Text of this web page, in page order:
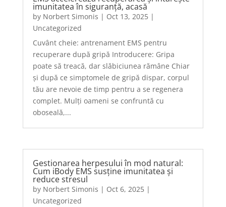
imunitatea în siguranță, acasă
by Norbert Simonis | Oct 13, 2025|
Uncategorized
Cuvânt cheie: antrenament EMS pentru
recuperare după gripă Introducere: Gripa
poate să treacă, dar slăbiciunea rămâne Chiar
și după ce simptomele de gripă dispar, corpul
tău are nevoie de timp pentru a se regenera
complet. Mulți oameni se confruntă cu
oboseală,...
Gestionarea herpesului în mod natural:
Cum iBody EMS susține imunitatea și
reduce stresul
by Norbert Simonis | Oct 6, 2025|
Uncategorized